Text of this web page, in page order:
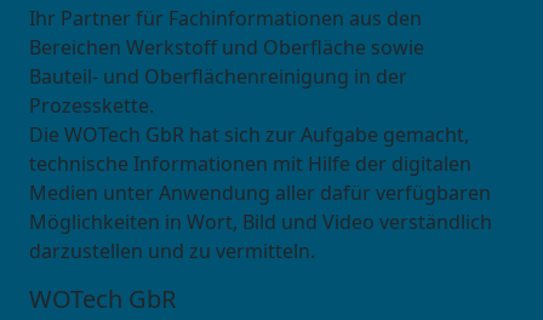
Ihr Partner für Fachinformationen aus den
Bereichen Werkstoff und Oberfläche sowie
Bauteil- und Oberflächenreinigung in der
Prozesskette.
Die WOTech GbR hat sich zur Aufgabe gemacht,
technische Informationen mit Hilfe der digitalen
Medien unter Anwendung aller dafür verfügbaren
Möglichkeiten in Wort, Bild und Video verständlich
darzustellen und zu vermitteln.
WOTech GbR